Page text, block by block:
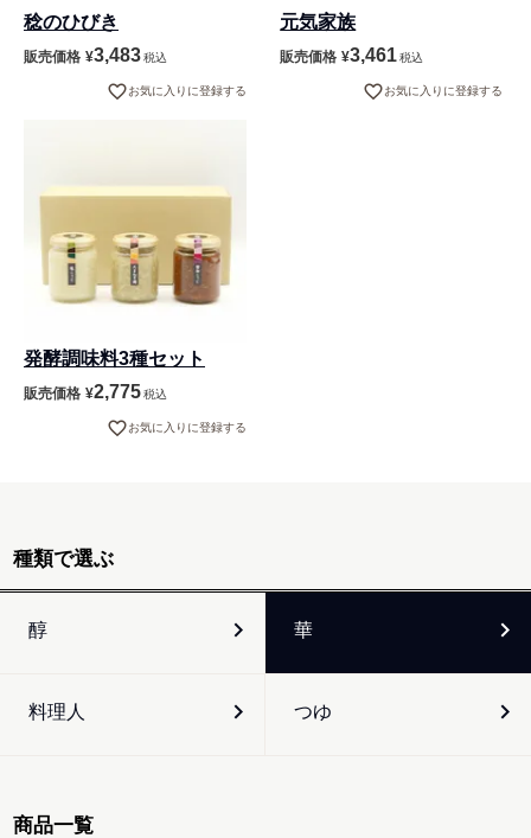
稔のひびき
販売価格 ¥3,483税込
お気に入りに登録する
元気家族
販売価格 ¥3,461 税込
お気に入りに登録する
発酵調味料3種セット
販売価格 ¥2,775税込
お気に入りに登録する
種類で選ぶ
醇 華
料理人 つゆ
商品一覧